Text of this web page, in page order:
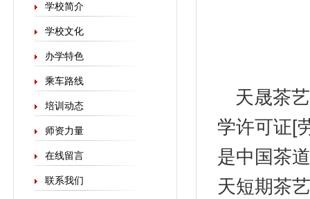
学校简介
学校文化
办学特色
乘车路线
培训动态
师资力量
在线留言
联系我们
天晟茶
学许可证[
是中国茶
天短期茶